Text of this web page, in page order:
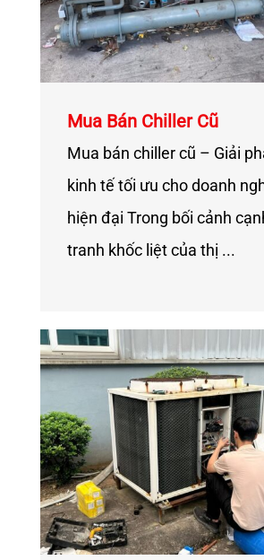
Mua Bán Chiller Cũ
Mua bán chiller cũ – Giải
kinh tế tối ưu cho doanh
hiện đại Trong bối cảnh
tranh khốc liệt của thị ...